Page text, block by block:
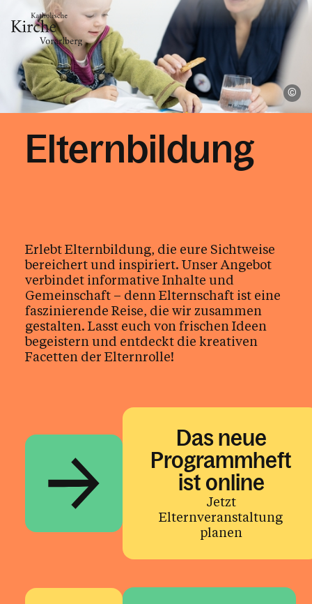
Gesellschaft & Kultur
Zusammen leben
Senior:innen
Menschen mit Beeinträchtigung
LGBTQIA+
Kultur & Erbe
Das Kirchenjahr im Überblick Aktionen
Kirche & Ich
Kalender
Elternbildung
Erlebt Elternbildung, die eure Sichtweise
bereichert und inspiriert. Unser Angebot
verbindet informative Inhalte und
Gemeinschaft – denn Elternschaft ist eine
faszinierende Reise, die wir zusammen
gestalten. Lasst euch von frischen Ideen
begeistern und entdeckt die kreativen
Facetten der Elternrolle!
Das neue
Programmheft
ist online
Jetzt
Elternveranstaltung
planen